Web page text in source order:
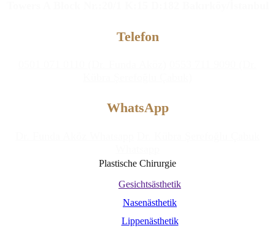
Telefon
WhatsApp
Plastische Chirurgie
Gesichtsästhetik
Nasenästhetik
Lippenästhetik